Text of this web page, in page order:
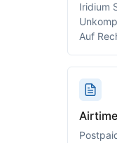
Iridium
Auf